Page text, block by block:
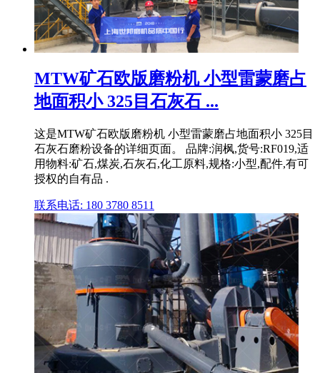
MTW矿石欧版磨粉机 小型雷蒙磨占
地面积小 325目石灰石 ...
这是MTW矿石欧版磨粉机 小型雷蒙磨占地面积小 325目
石灰石磨粉设备的详细页面。 品牌:润枫,货号:RF019,适
用物料:矿石,煤炭,石灰石,化工原料,规格:小型,配件,有可
授权的自有品 .
联系电话: 180 3780 8511